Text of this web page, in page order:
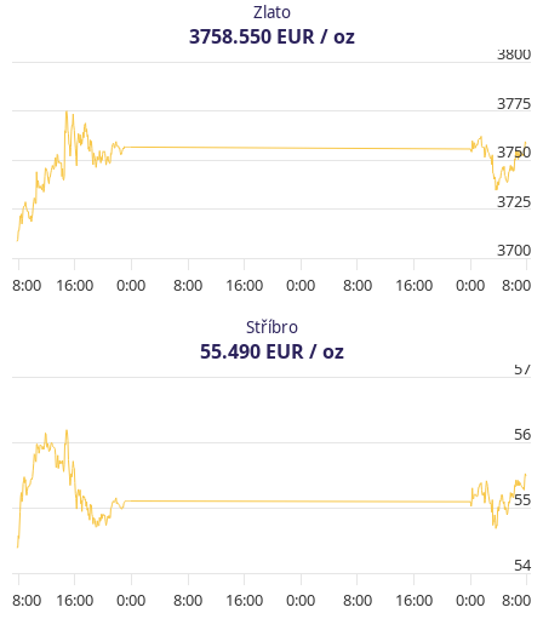
Zlato
3758.550 EUR / oz
8:00 16:00 0:00 8:00 16:00 0:00 8:00 16:00 0:00 8:00
3700
3725
3750
3775
3800
Stříbro
55.490 EUR / oz
8:00 16:00 0:00 8:00 16:00 0:00 8:00 16:00 0:00 8:00
54
55
56
57